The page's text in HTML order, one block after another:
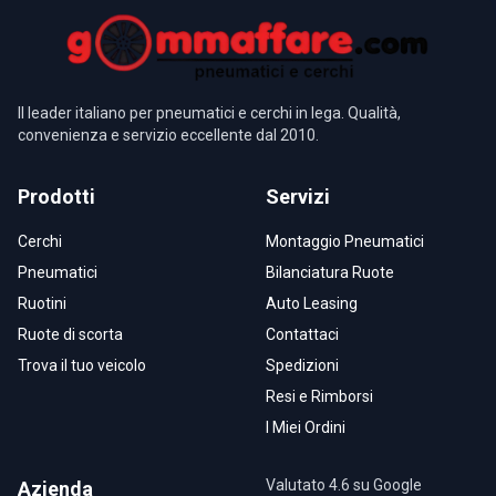
Il leader italiano per pneumatici e cerchi in lega. Qualità,
convenienza e servizio eccellente dal 2010.
Prodotti
Cerchi
Pneumatici
Ruotini
Ruote di scorta
Trova il tuo veicolo
Servizi
Montaggio Pneumatici
Bilanciatura Ruote
Auto Leasing
Contattaci
Spedizioni
Resi e Rimborsi
I Miei Ordini
Azienda Valutato 4.6 su Google